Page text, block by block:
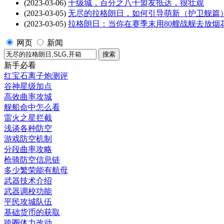
(2023-03-06) 十级城，百分之八十盟友抵达，很壮观
(2023-03-05) 无尽的拉格朗日，如何引导萌新（护卫舰篇
(2023-03-05) 拉格朗日：当你在赛季末用80艘战舰去放烟
网页 新闻
新手必看
红宝石离子炮测评
谷神星级加点
高效曲率攻城
舰船命中怎么看
雷火之星拦截
浅谈各种防空
游戏防空机制
分段曲率攻略
枪骑防空信息链
多少繁荣能有航母
武器技术介绍
武器调校功能
平民攻城队伍
基础货币的获取